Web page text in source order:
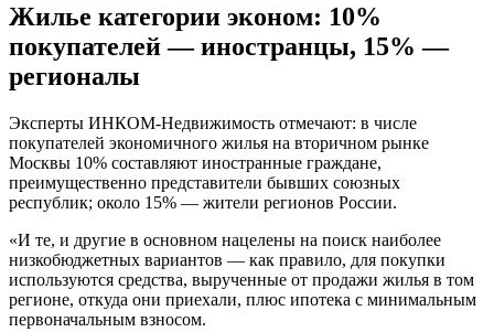
Жилье категории эконом: 10%
покупателей — иностранцы, 15% —
регионалы
Эксперты ИНКОМ-Недвижимость отмечают: в числе
покупателей экономичного жилья на вторичном рынке
Москвы 10% составляют иностранные граждане,
преимущественно представители бывших союзных
республик; около 15% — жители регионов России.
«И те, и другие в основном нацелены на поиск наиболее
низкобюджетных вариантов — как правило, для покупки
используются средства, вырученные от продажи жилья в том
регионе, откуда они приехали, плюс ипотека с минимальным
первоначальным взносом.